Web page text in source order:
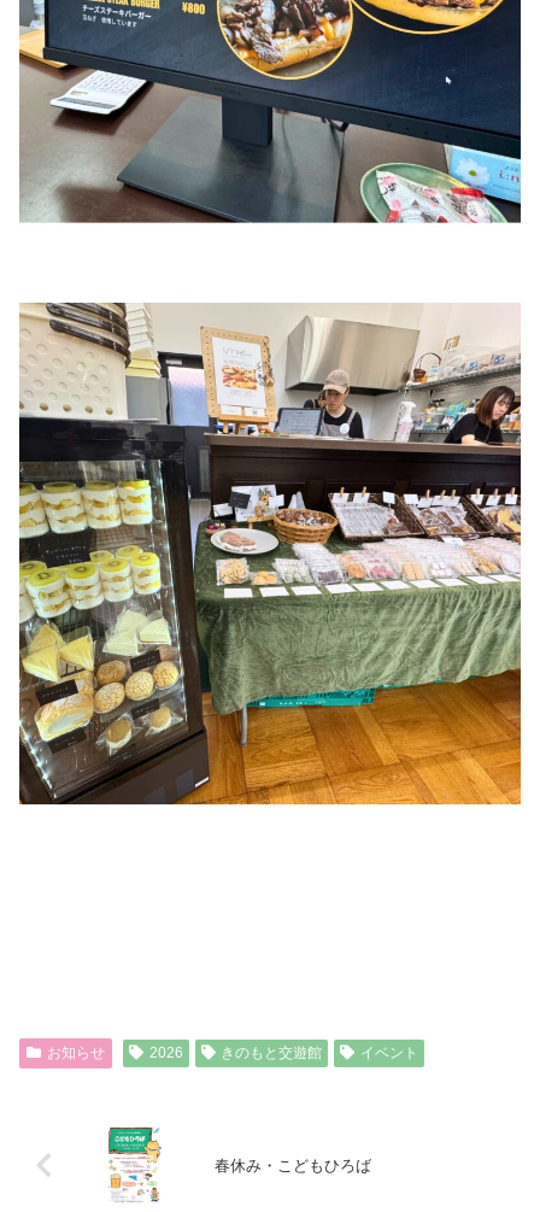
お知らせ 2026 きのもと交遊館 イベント
春休み・こどもひろば